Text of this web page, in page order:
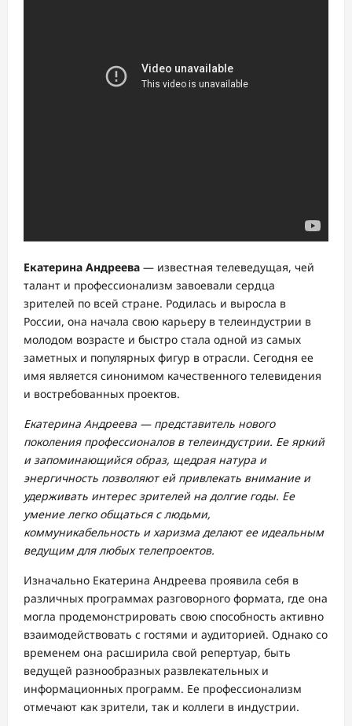
Екатерина Андреева — известная телеведущая, чей
талант и профессионализм завоевали сердца
зрителей по всей стране. Родилась и выросла в
России, она начала свою карьеру в телеиндустрии в
молодом возрасте и быстро стала одной из самых
заметных и популярных фигур в отрасли. Сегодня ее
имя является синонимом качественного телевидения
и востребованных проектов.
Екатерина Андреева — представитель нового
поколения профессионалов в телеиндустрии. Ее яркий
и запоминающийся образ, щедрая натура и
энергичность позволяют ей привлекать внимание и
удерживать интерес зрителей на долгие годы. Ее
умение легко общаться с людьми,
коммуникабельность и харизма делают ее идеальным
ведущим для любых телепроектов.
Изначально Екатерина Андреева проявила себя в
различных программах разговорного формата, где она
могла продемонстрировать свою способность активно
взаимодействовать с гостями и аудиторией. Однако со
временем она расширила свой репертуар, быть
ведущей разнообразных развлекательных и
информационных программ. Ее профессионализм
отмечают как зрители, так и коллеги в индустрии.